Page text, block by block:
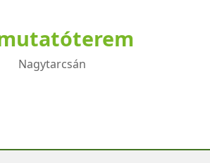
Nagytarcsán